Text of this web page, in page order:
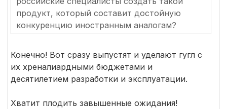
продукт, который составит достойную
конкуренцию иностранным аналогам?
Конечно! Вот сразу выпустят и уделают гугл с
их хреналиардными бюджетами и
десятилетием разработки и эксплуатации.
Хватит плодить завышенные ожидания!